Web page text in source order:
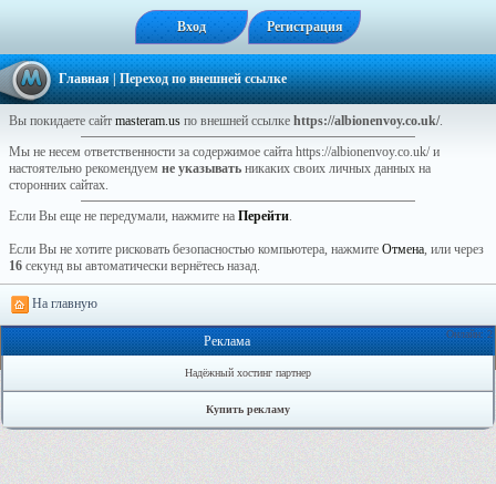
Вход Регистрация
Главная| Переход по внешней ссылке
Вы покидаете сайт masteram.us по внешней ссылке https://albionenvoy.co.uk/.
Мы не несем ответственности за содержимое сайта https://albionenvoy.co.uk/ и
настоятельно рекомендуем не указывать никаких своих личных данных на
сторонних сайтах.
Если Вы еще не передумали, нажмите на Перейти.
Если Вы не хотите рисковать безопасностью компьютера, нажмите Отмена, или через
16 секунд вы автоматически вернётесь назад.
На главную
Онлайн: 2
Реклама
Надёжный хостинг партнер
Купить рекламу